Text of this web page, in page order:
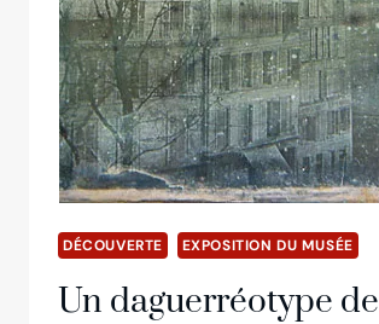
DÉCOUVERTE EXPOSITION DU MUSÉE
Un daguerréotype de